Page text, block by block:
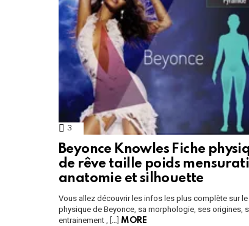
3 Comments
Beyonce Knowles Fiche
de rêve taille poids
anatomie et silhouette
Vous allez découvrir les infos les plus complète sur le
physique de Beyonce, sa morphologie, ses origines,
entrainement , […] MORE